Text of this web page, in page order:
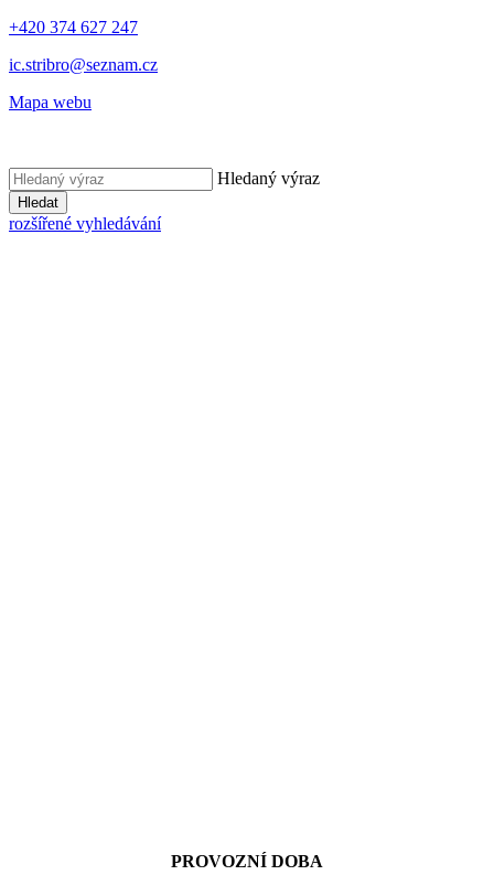
+420 374 627 247
ic.stribro@seznam.cz
Mapa webu
Hledaný výraz
Hledat
rozšířené vyhledávání
PROVOZNÍ DOBA